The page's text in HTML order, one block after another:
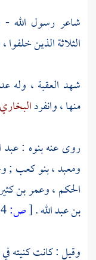
شاعر رسول الله
الثلاثة الذين خلفوا
شهد العقبة ، وله
منها ، وانفرد
روى عنه بنوه :عبد
ومعبد،بنو كعب;
الحكم،وعمر بن
بن عبد الله.
[ص:
وقيل : كانت كنيته